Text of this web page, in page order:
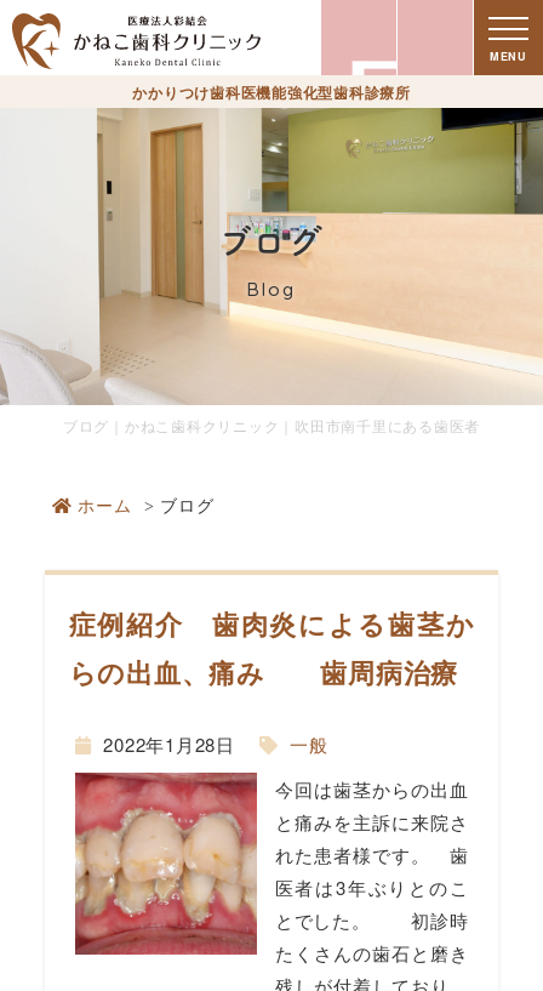
療
時
間
MENU
かかりつけ歯科医機能強化型歯科診療所
ブログ
Blog
ブログ｜かねこ歯科クリニック｜吹田市南千里にある歯医者
ホーム ブログ
症例紹介 歯肉炎による歯茎か
らの出血、痛み 歯周病治療
2022年1月28日
一般
今回は歯茎からの出血
と痛みを主訴に来院さ
れた患者様です。 歯
医者は3年ぶりとのこ
とでした。 初診時
たくさんの歯石と磨き
残しが付着しており、